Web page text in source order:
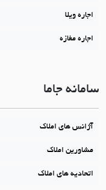
اجاره ویلا
اجاره مغازه
سامانه جاما
آژانس های املاک
مشاورین املاک
اتحادیه های املاک